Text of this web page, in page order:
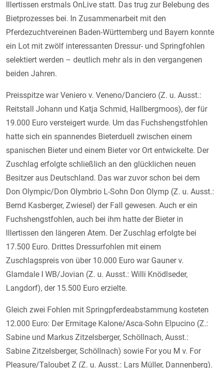
Illertissen erstmals OnLive statt. Das trug zur Belebung des
Bietprozesses bei. In Zusammenarbeit mit den
Pferdezuchtvereinen Baden-Württemberg und Bayern konnte
ein Lot mit zwölf interessanten Dressur- und Springfohlen
selektiert werden – deutlich mehr als in den vergangenen
beiden Jahren.
Preisspitze war Veniero v. Veneno/Danciero (Z. u. Ausst.:
Reitstall Johann und Katja Schmid, Hallbergmoos), der für
19.000 Euro versteigert wurde. Um das Fuchshengstfohlen
hatte sich ein spannendes Bieterduell zwischen einem
spanischen Bieter und einem Bieter vor Ort entwickelte. Der
Zuschlag erfolgte schließlich an den glücklichen neuen
Besitzer aus Deutschland. Das war zuvor schon bei dem
Don Olympic/Don Olymbrio L-Sohn Don Olymp (Z. u. Ausst.:
Bernd Kasberger, Zwiesel) der Fall gewesen. Auch er ein
Fuchshengstfohlen, auch bei ihm hatte der Bieter in
lllertissen den längeren Atem. Der Zuschlag erfolgte bei
17.500 Euro. Drittes Dressurfohlen mit einem
Zuschlagspreis von über 10.000 Euro war Gauner v.
Glamdale I WB/Jovian (Z. u. Ausst.: Willi Knödlseder,
Langdorf), der 15.500 Euro erzielte.
Gleich zwei Fohlen mit Springpferdeabstammung kosteten
12.000 Euro: Der Ermitage Kalone/Asca-Sohn Elpucino (Z.:
Sabine und Markus Zitzelsberger, Schöllnach, Ausst.:
Sabine Zitzelsberger, Schöllnach) sowie For you M v. For
Pleasure/Taloubet Z (Z. u. Ausst.: Lars Müller, Dannenberg).